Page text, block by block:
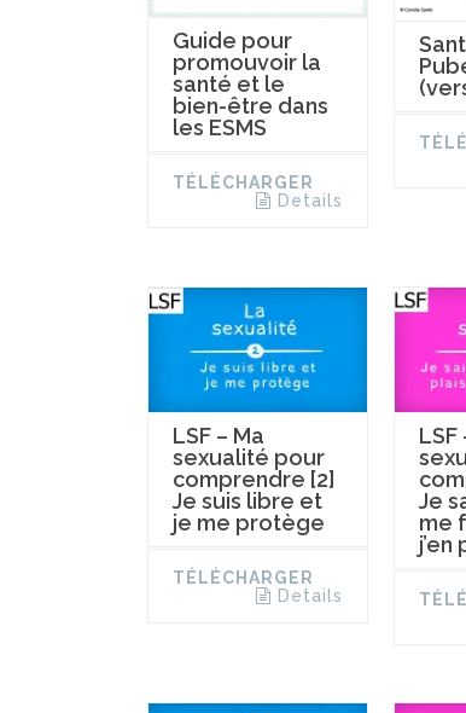
Guide pour
promouvoir la
santé et le
bien-être dans
les ESMS
TÉLÉCHARGER
Details
LSF – Ma
sexualité pour
comprendre [2]
Je suis libre et
je me protège
TÉLÉCHARGER
Details
LSF
Je
me
j’en